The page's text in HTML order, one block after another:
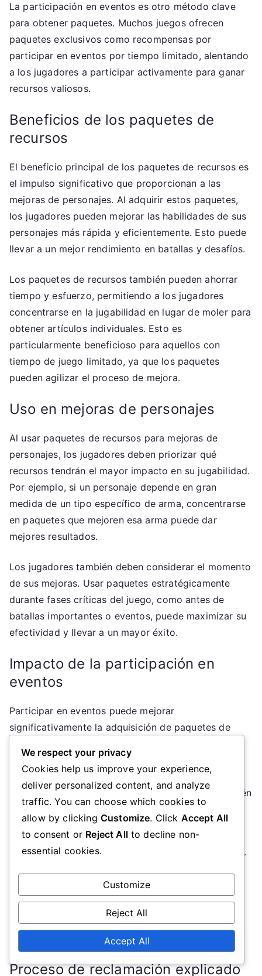
La participación en eventos es otro método clave
para obtener paquetes. Muchos juegos ofrecen
paquetes exclusivos como recompensas por
participar en eventos por tiempo limitado, alentando
a los jugadores a participar activamente para ganar
recursos valiosos.
Beneficios de los paquetes de
recursos
El beneficio principal de los paquetes de recursos es
el impulso significativo que proporcionan a las
mejoras de personajes. Al adquirir estos paquetes,
los jugadores pueden mejorar las habilidades de sus
personajes más rápida y eficientemente. Esto puede
llevar a un mejor rendimiento en batallas y desafíos.
Los paquetes de recursos también pueden ahorrar
tiempo y esfuerzo, permitiendo a los jugadores
concentrarse en la jugabilidad en lugar de moler para
obtener artículos individuales. Esto es
particularmente beneficioso para aquellos con
tiempo de juego limitado, ya que los paquetes
pueden agilizar el proceso de mejora.
Uso en mejoras de personajes
Al usar paquetes de recursos para mejoras de
personajes, los jugadores deben priorizar qué
recursos tendrán el mayor impacto en su jugabilidad.
Por ejemplo, si un personaje depende en gran
medida de un tipo específico de arma, concentrarse
en paquetes que mejoren esa arma puede dar
mejores resultados.
Los jugadores también deben considerar el momento
de sus mejoras. Usar paquetes estratégicamente
durante fases críticas del juego, como antes de
batallas importantes o eventos, puede maximizar su
efectividad y llevar a un mayor éxito.
Impacto de la participación en
eventos
Participar en eventos puede mejorar
significativamente la adquisición de paquetes de
jugadores con paquetes exclusivos por completar
tareas o desafíos específicos del evento. Esto no
solo proporciona recursos valiosos, sino que también
fomenta un sentido de comunidad y competencia
entre los jugadores.
Involucrarse en eventos también puede desbloquear
contenido y recompensas adicionales que no están
disponibles a través de la jugabilidad regular. Los
jugadores deben participar activamente en estos
eventos para aprovechar al máximo las
oportunidades presentadas.
Proceso de reclamación explicado
We respect your privacy
Cookies help us improve your experience,
deliver personalized content, and analyze
traffic. You can choose which cookies to
allow by clicking Customize. Click Accept All
to consent or Reject Allto decline non-
essential cookies.
Customize
Reject All
Accept All